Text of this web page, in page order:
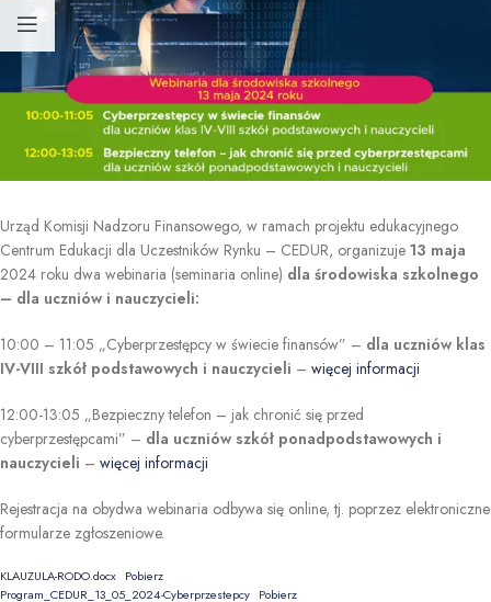
Urząd Komisji Nadzoru Finansowego, w ramach projektu edukacyjnego
Centrum Edukacji dla Uczestników Rynku – CEDUR, organizuje 13 maja
2024 roku dwa webinaria (seminaria online) dla środowiska szkolnego
– dla uczniów i nauczycieli:
10:00 – 11:05 „Cyberprzestępcy w świecie finansów” – dla uczniów klas
IV-VIII szkół podstawowych i nauczycieli – więcej informacji
12:00-13:05 „Bezpieczny telefon – jak chronić się przed
cyberprzestępcami” – dla uczniów szkół ponadpodstawowych i
nauczycieli – więcej informacji
Rejestracja na obydwa webinaria odbywa się online, tj. poprzez elektroniczne
formularze zgłoszeniowe.
KLAUZULA-RODO.docx Pobierz
Program_CEDUR_13_05_2024-Cyberprzestepcy Pobierz